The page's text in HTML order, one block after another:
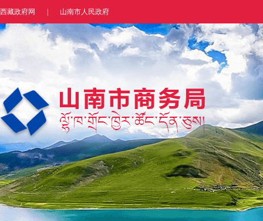
西藏政府网 山南市人民政府